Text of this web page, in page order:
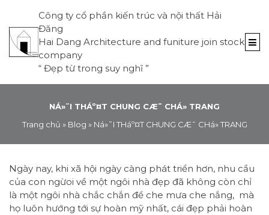
Công ty cổ phần kiến trúc và nội thất Hải
Đăng
Hai Dang Architecture and funiture join stock
company
“ Đẹp từ trong suy nghĩ ”
NÁ»˜I THÁº¤T CHUNG CÆ¯ CHÁ» TRANG
Trang chủ » Blog » Ná»˜I THáº¤T CHUNG CÆ¯ CHá» TRANG
Ngày nay, khi xã hội ngày càng phát triển hơn, nhu cầu
của con ngừoi về một ngôi nhà đẹp đã không còn chỉ
là một ngôi nhà chắc chắn để che mưa che nắng, mà
họ luôn hướng tới sự hoàn mỹ nhất, cái đẹp phải hoàn